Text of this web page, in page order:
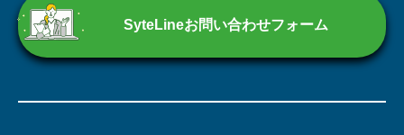
SyteLineお問い合わせフォーム